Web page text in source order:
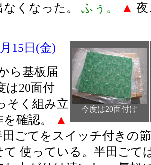
なくなった。 ふぅ。 ▲ 夜
15日(金)
今度は20面付け
ら基板届
は20面付
そく組み立
確認。
▲
田ごてをスイッチ付きの
て 使っている。半田ごて